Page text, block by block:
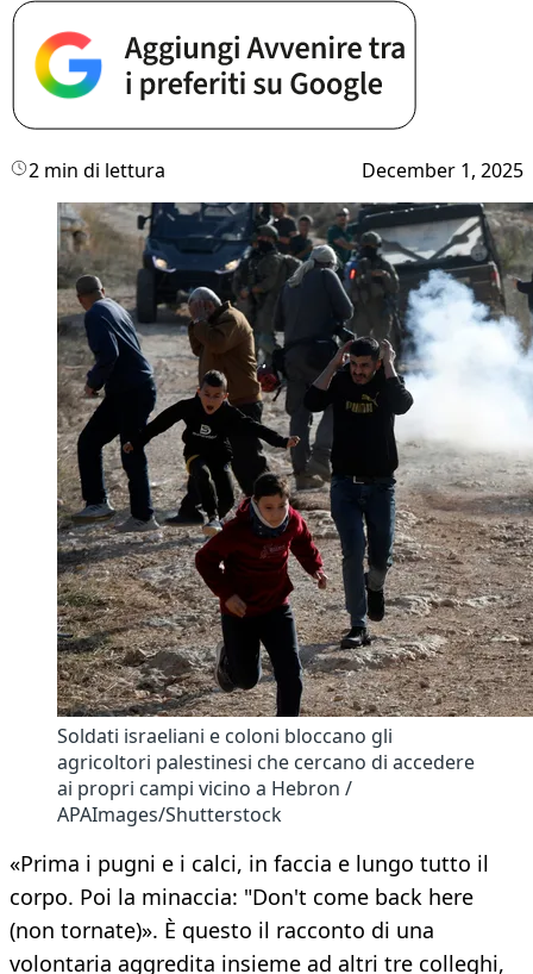
2 min di lettura December 1, 2025
Soldati israeliani e coloni bloccano gli
agricoltori palestinesi che cercano di accedere
ai propri campi vicino a Hebron /
APAImages/Shutterstock
«Prima i pugni e i calci, in faccia e lungo tutto il
corpo. Poi la minaccia: "Don't come back here
(non tornate)». È questo il racconto di una
volontaria aggredita insieme ad altri tre colleghi,